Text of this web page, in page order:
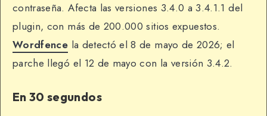
contraseña. Afecta las versiones 3.4.0 a 3.4.1.1 del
plugin, con más de 200.000 sitios expuestos.
Wordfence la detectó el 8 de mayo de 2026; el
parche llegó el 12 de mayo con la versión 3.4.2.
En 30 segundos